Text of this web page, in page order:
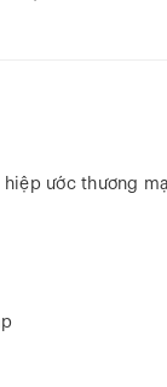
ước thương